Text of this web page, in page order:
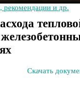
рекомендации и др.
Скачать